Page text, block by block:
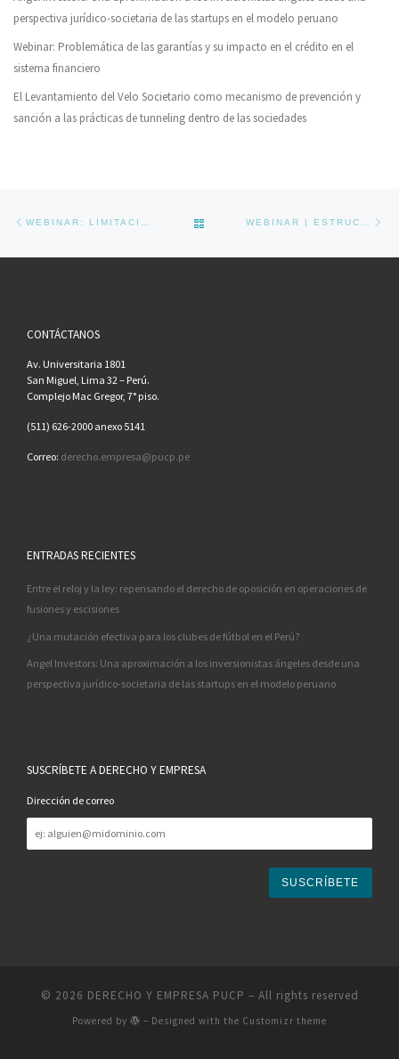
perspectiva jurídico-societaria de las startups en el modelo peruano
Webinar: Problemática de las garantías y su impacto en el crédito en el
sistema financiero
El Levantamiento del Velo Societario como mecanismo de prevención y
sanción a las prácticas de tunneling dentro de las sociedades
BACK TO POST LIST
CONTÁCTANOS
Av. Universitaria 1801
San Miguel, Lima 32 – Perú.
Complejo Mac Gregor, 7° piso.
(511) 626-2000 anexo 5141
Correo: derecho.empresa@pucp.pe
ENTRADAS RECIENTES
Entre el reloj y la ley: repensando el derecho de oposición en operaciones de
fusiones y escisiones
¿Una mutación efectiva para los clubes de fútbol en el Perú?
Angel Investors: Una aproximación a los inversionistas ángeles desde una
perspectiva jurídico-societaria de las startups en el modelo peruano
SUSCRÍBETE A DERECHO Y EMPRESA
Dirección de correo
de
correo
© 2026 DERECHO Y EMPRESA PUCP – All rights reserved
Powered by – Designed with the Customizr theme